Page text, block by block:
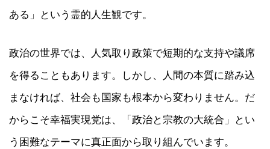
ある」という霊的人生観です。
政治の世界では、人気取り政策で短期的な支持や議席
を得ることもあります。しかし、人間の本質に踏み込
まなければ、社会も国家も根本から変わりません。だ
からこそ幸福実現党は、「政治と宗教の大統合」とい
う困難なテーマに真正面から取り組んでいます。